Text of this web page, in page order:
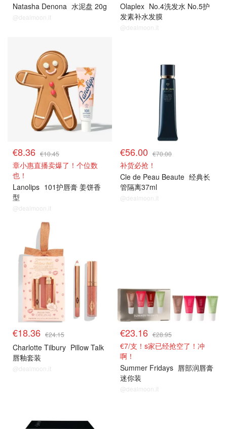
Natasha Denona 水泥盘 20g
@dealmoon.it
Olaplex No.4洗发水 No.5护
发素补水发膜
@dealmoon.it
€8.36 €10.45
章小惠直播卖爆了！个位数
也！
Lanolips 101护唇膏 姜饼香
型
@dealmoon.it
€56.00 €70.00
补货必抢！
Cle de Peau Beaute 经典长
管隔离37ml
@dealmoon.it
€18.36 €24.15
Charlotte Tilbury Pillow Talk
唇釉套装
@dealmoon.it
€23.16 €28.95
€7/支！s家已经抢空了！冲
啊！
Summer Fridays 唇部润唇膏
迷你装
@dealmoon.it